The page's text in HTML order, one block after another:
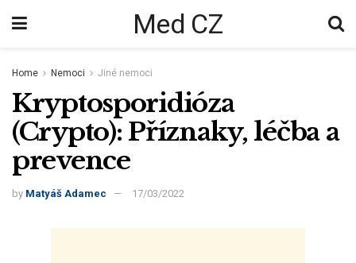
Med CZ
Home Nemoci Jiné nemoci
Kryptosporidióza
(Crypto): Příznaky, léčba a
prevence
by Matyáš Adamec 17/03/2022